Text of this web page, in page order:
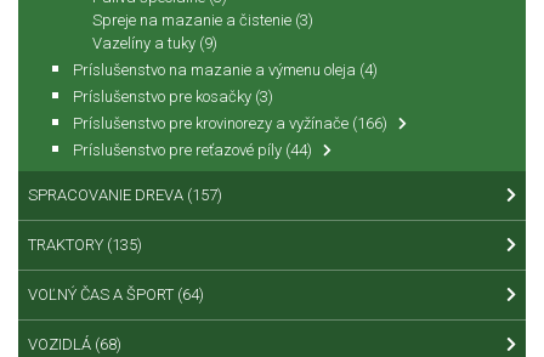
Spreje na mazanie a čistenie (3)
Vazelíny a tuky (9)
Príslušenstvo na mazanie a výmenu oleja (4)
Príslušenstvo pre kosačky (3)
Príslušenstvo pre krovinorezy a vyžínače (166)
Príslušenstvo pre reťazové píly (44)
SPRACOVANIE DREVA (157)
TRAKTORY (135)
VOĽNÝ ČAS A ŠPORT (64)
VOZIDLÁ (68)